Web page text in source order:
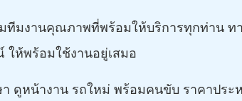
ทีมงานคุณภาพที่พร้อมให้บริการทุกท่าน ท
ให้พร้อมใช้งานอยู่เสมอ
ดูหน้างาน รถใหม่ พร้อมคนขับ ราคาปร